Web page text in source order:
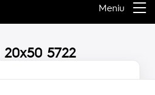
Meniu
5722